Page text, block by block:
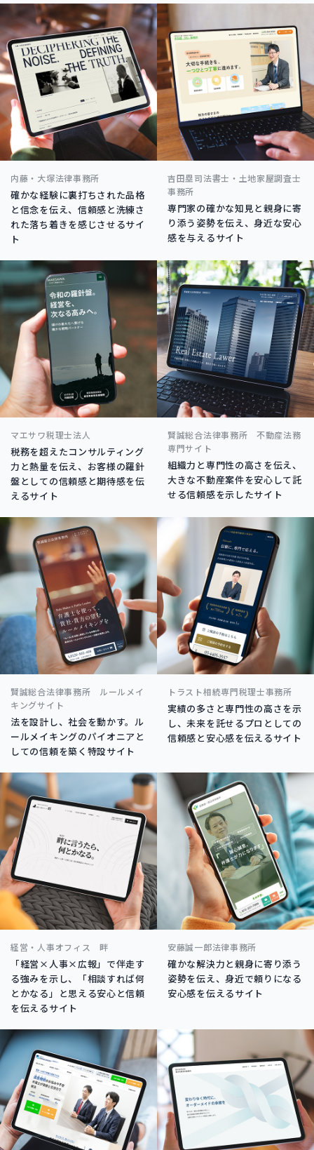
内藤・大塚法律事務所
確かな経験に裏打ちされた品格
と信念を伝え、信頼感と洗練さ
れた落ち着きを感じさせるサイ
ト
吉田塁司法書士・土地家屋調査士
事務所
専門家の確かな知見と親身に寄
り添う姿勢を伝え、身近な安心
感を与えるサイト
マエサワ税理士法人
税務を超えたコンサルティング
力と熱量を伝え、お客様の羅針
盤としての信頼感と期待感を伝
えるサイト
賢誠総合法律事務所 不動産法務
専門サイト
組織力と専門性の高さを伝え、
大きな不動産案件を安心して託
せる信頼感を示したサイト
賢誠総合法律事務所 ルールメイ
キングサイト
法を設計し、社会を動かす。ル
ールメイキングのパイオニアと
しての信頼を築く特設サイト
トラスト相続専門税理士事務所
実績の多さと専門性の高さを示
し、未来を託せるプロとしての
信頼感と安心感を伝えるサイト
経営・人事オフィス 畔
「経営×人事×広報」で伴走す
る強みを示し、「相談すれば何
とかなる」と思える安心と信頼
を伝えるサイト
安藤誠一郎法律事務所
確かな解決力と親身に寄り添う
姿勢を伝え、身近で頼りになる
安心感を伝えるサイト